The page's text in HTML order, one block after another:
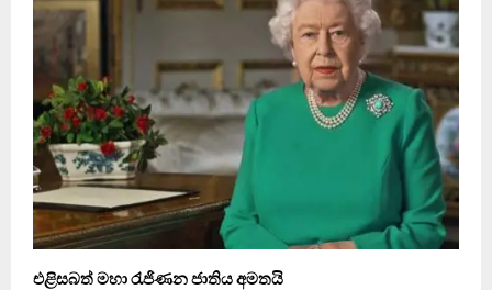
එළිසබත් මහා රැජිණන ජාතිය අමතයි